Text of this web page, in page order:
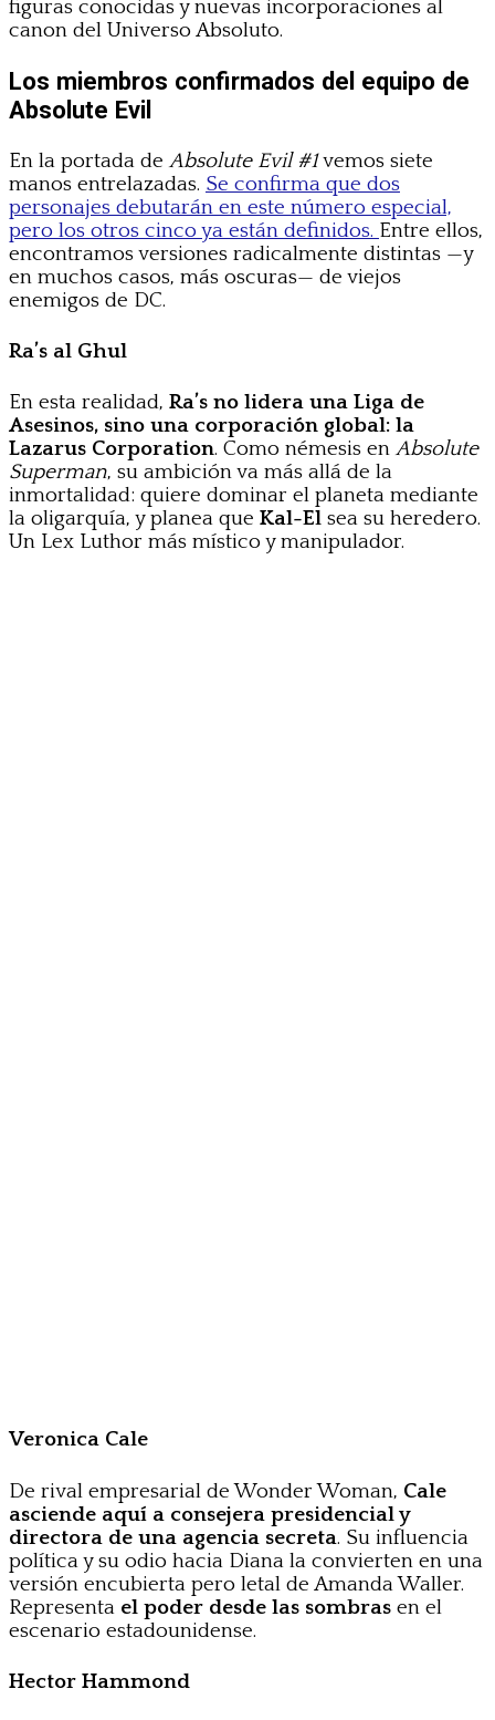
figuras conocidas y nuevas incorporaciones al
canon del Universo Absoluto.
Los miembros confirmados del equipo de
Absolute Evil
En la portada deAbsolute Evil #1vemos siete
manos entrelazadas. Se confirma que dos
personajes debutarán en este número especial,
pero los otros cinco ya están definidos. Entre ellos,
encontramos versiones radicalmente distintas —y
en muchos casos, más oscuras— de viejos
enemigos de DC.
Ra’s al Ghul
En esta realidad, Ra’s no lidera una Liga de
Asesinos, sino una corporación global: la
Lazarus Corporation. Como némesis enAbsolute
Superman, su ambición va más allá de la
inmortalidad: quiere dominar el planeta mediante
la oligarquía, y planea que Kal-El sea su heredero.
Un Lex Luthor más místico y manipulador.
Veronica Cale
De rival empresarial de Wonder Woman, Cale
asciende aquí a consejera presidencial y
directora de una agencia secreta. Su influencia
política y su odio hacia Diana la convierten en una
versión encubierta pero letal de Amanda Waller.
Representa el poder desde las sombras en el
escenario estadounidense.
Hector Hammond